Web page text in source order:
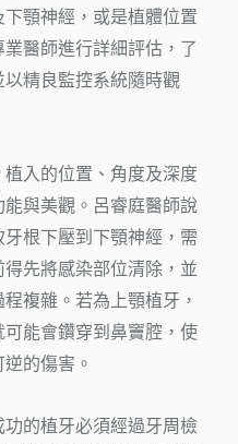
顎神經，或是植體位置
醫師進行詳細評估，了
精良監控系統隨時觀
入的位置、角度及深度
與美觀。呂睿庭醫師說
根下壓到下顎神經，需
先將感染部位清除，並
複雜。若為上顎植牙，
能會鑽穿到鼻竇腔，使
的傷害。
的植牙必須經過牙周檢